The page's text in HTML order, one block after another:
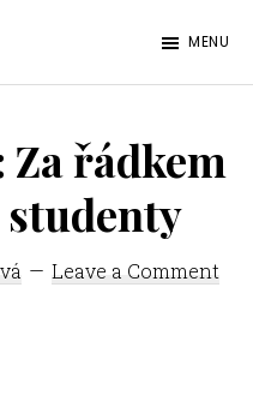
MENU
Za řádkem
Leave a Comment